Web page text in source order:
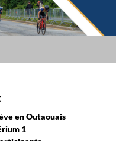
en Outaouais
1